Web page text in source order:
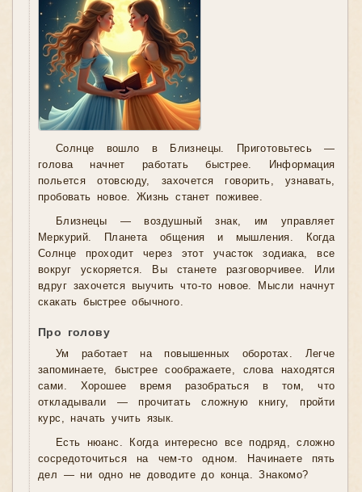
Солнце вошло в Близнецы. Приготовьтесь —
голова начнет работать быстрее. Информация
польется отовсюду, захочется говорить, узнавать,
пробовать новое. Жизнь станет поживее.
Близнецы — воздушный знак, им управляет
Меркурий. Планета общения и мышления. Когда
Солнце проходит через этот участок зодиака, все
вокруг ускоряется. Вы станете разговорчивее. Или
вдруг захочется выучить что-то новое. Мысли начнут
скакать быстрее обычного.
Про голову
Ум работает на повышенных оборотах. Легче
запоминаете, быстрее соображаете, слова находятся
сами. Хорошее время разобраться в том, что
откладывали — прочитать сложную книгу, пройти
курс, начать учить язык.
Есть нюанс. Когда интересно все подряд, сложно
сосредоточиться на чем-то одном. Начинаете пять
дел — ни одно не доводите до конца. Знакомо?